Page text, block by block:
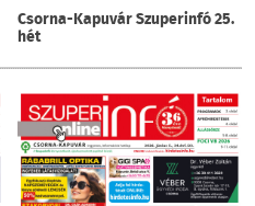
Csorna-Kapuvár Szuperinfó 25.
hét